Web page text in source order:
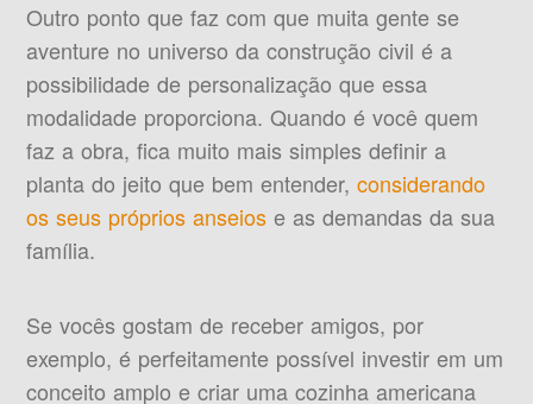
Outro ponto que faz com que muita gente se
aventure no universo da construção civil é a
possibilidade de personalização que essa
modalidade proporciona. Quando é você quem
faz a obra, fica muito mais simples definir a
planta do jeito que bem entender,considerando
os seus próprios anseios e as demandas da sua
família.
Se vocês gostam de receber amigos, por
exemplo, é perfeitamente possível investir em um
conceito amplo e criar uma cozinha americana